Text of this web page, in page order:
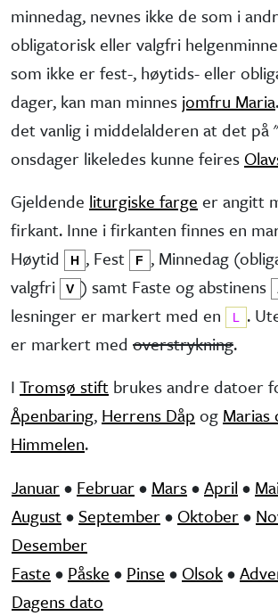
minne­dag, nevnes ikke de som i
obliga­torisk eller valgfri
som ikke er fest-, høytids- eller
dager, kan man minnes jomfru Maria
det vanlig i middel­alderen at det på
onsdager like­ledes kunne feires
Gjeldende liturgiske farge er angitt
firkant. Inne i firkanten finnes en
Høytid
H , Fest F , Minne­dag
valg­fri
V ) samt Faste og abstinens
lesninger er markert med en
L
.
er markert med overstrykning.
I Tromsø stift brukes andre datoer
Åpenbaring, Herrens Dåp og Marias
Himmelen.
Januar• Februar• Mars•April •
August• September• Oktober•
Desember
Faste • Påske • Pinse • Olsok•
Dagens dato